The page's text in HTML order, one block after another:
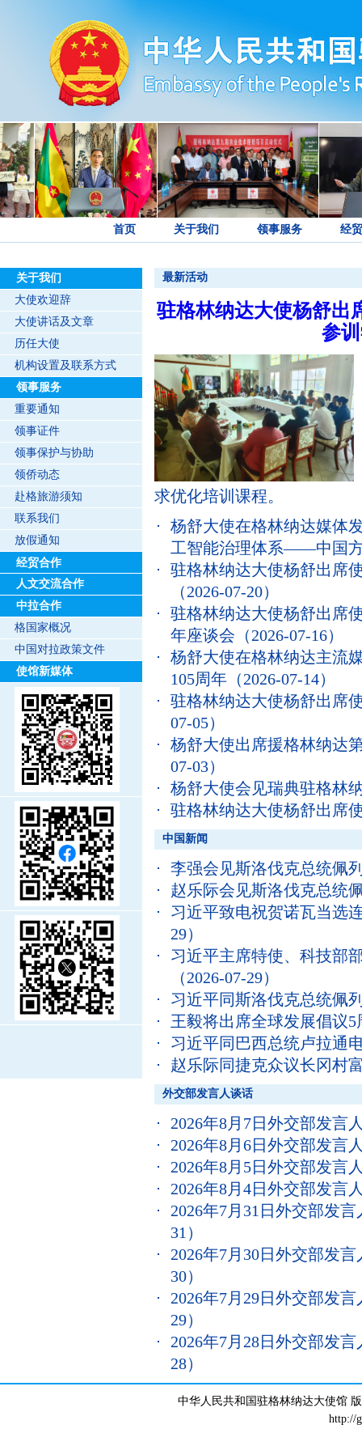
首页 关于我们 领事服务 经
关于我们
大使欢迎辞
大使讲话及文章
历任大使
机构设置及联系方式
领事服务
重要通知
领事证件
领事保护与协助
领侨动态
赴格旅游须知
联系我们
放假通知
经贸合作
人文交流合作
中拉合作
格国家概况
中国对拉政策文件
使馆新媒体
最新活动
驻格林纳达大使杨舒出
参
求优化培训课程。
杨舒大使在格林纳达媒体
工智能治理体系——中国
驻格林纳达大使杨舒出席
（2026-07-20）
驻格林纳达大使杨舒出席
年座谈会 （2026-07-16）
杨舒大使在格林纳达主流
105周年 （2026-07-14）
驻格林纳达大使杨舒出席
07-05）
杨舒大使出席援格林纳达
07-03）
杨舒大使会见瑞典驻格林
驻格林纳达大使杨舒出席
中国新闻
李强会见斯洛伐克总统佩
赵乐际会见斯洛伐克总统
习近平致电祝贺诺瓦当选
29）
习近平主席特使、科技部
（2026-07-29）
习近平同斯洛伐克总统佩
王毅将出席全球发展倡议
习近平同巴西总统卢拉通
赵乐际同捷克众议长冈村
外交部发言人谈话
2026年8月7日外交部发言
2026年8月6日外交部发言
2026年8月5日外交部发言
2026年8月4日外交部发言
2026年7月31日外交部发
31）
2026年7月30日外交部发
30）
2026年7月29日外交部发
29）
2026年7月28日外交部发
28）
中华人民共和国驻格林纳达大使馆
http://